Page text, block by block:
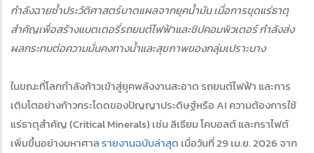
กำลังฉายซ้ำประวัติศาสตร์บาดแผลจากยุคน้ำมัน เมื่อการขุดแร่ธาตุ
สำคัญเพื่อสร้างแบตเตอรี่รถยนต์ไฟฟ้าและชิปคอมพิวเตอร์ กำลังส่ง
ผลกระทบต่อความมั่นคงทางน้ำและสุขภาพของกลุ่มเปราะบาง
ในขณะที่โลกกำลังก้าวเข้าสู่ยุคพลังงานสะอาด รถยนต์ไฟฟ้า และการ
เติบโตอย่างก้าวกระโดดของปัญญาประดิษฐ์หรือ AI ความต้องการใช้
แร่ธาตุสำคัญ (Critical Minerals) เช่น ลิเธียม โคบอลต์ และกราไฟต์
เพิ่มขึ้นอย่างมหาศาลรายงานฉบับล่าสุด เมื่อวันที่ 29 เม.ย. 2026 จาก